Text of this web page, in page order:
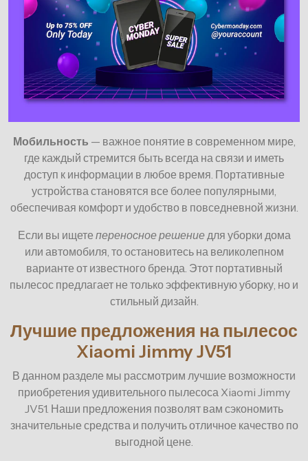
Мобильность — важное понятие в современном мире,
где каждый стремится быть всегда на связи и иметь
доступ к информации в любое время. Портативные
устройства становятся все более популярными,
обеспечивая комфорт и удобство в повседневной жизни.
Если вы ищете переносное решениедля уборки дома
или автомобиля, то остановитесь на великолепном
варианте от известного бренда. Этот портативный
пылесос предлагает не только эффективную уборку, но и
стильный дизайн.
Лучшие предложения на пылесос
Xiaomi Jimmy JV51
В данном разделе мы рассмотрим лучшие возможности
приобретения удивительного пылесоса Xiaomi Jimmy
JV51. Наши предложения позволят вам сэкономить
значительные средства и получить отличное качество по
выгодной цене.